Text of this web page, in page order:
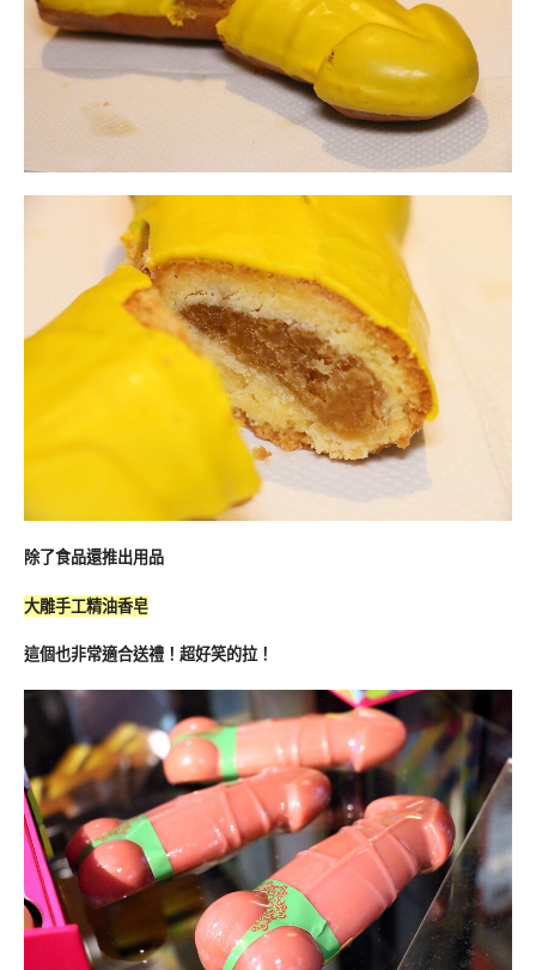
除了食品還推出用品
大雕手工精油香皂
這個也非常適合送禮！超好笑的拉！